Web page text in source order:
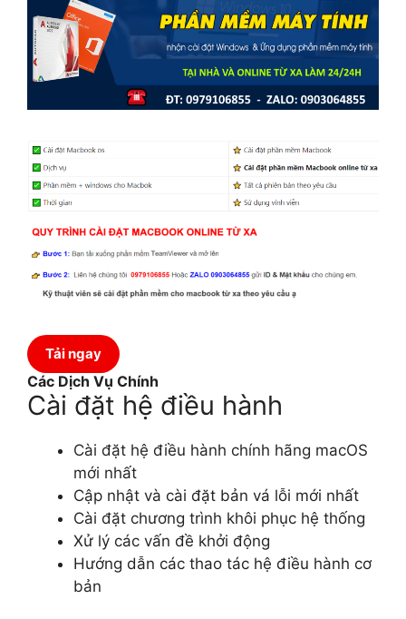
Tải ngay
Các Dịch Vụ Chính
Cài đặt hệ điều hành
Cài đặt hệ điều hành chính hãng macOS
mới nhất
Cập nhật và cài đặt bản vá lỗi mới nhất
Cài đặt chương trình khôi phục hệ thống
Xử lý các vấn đề khởi động
Hướng dẫn các thao tác hệ điều hành cơ
bản